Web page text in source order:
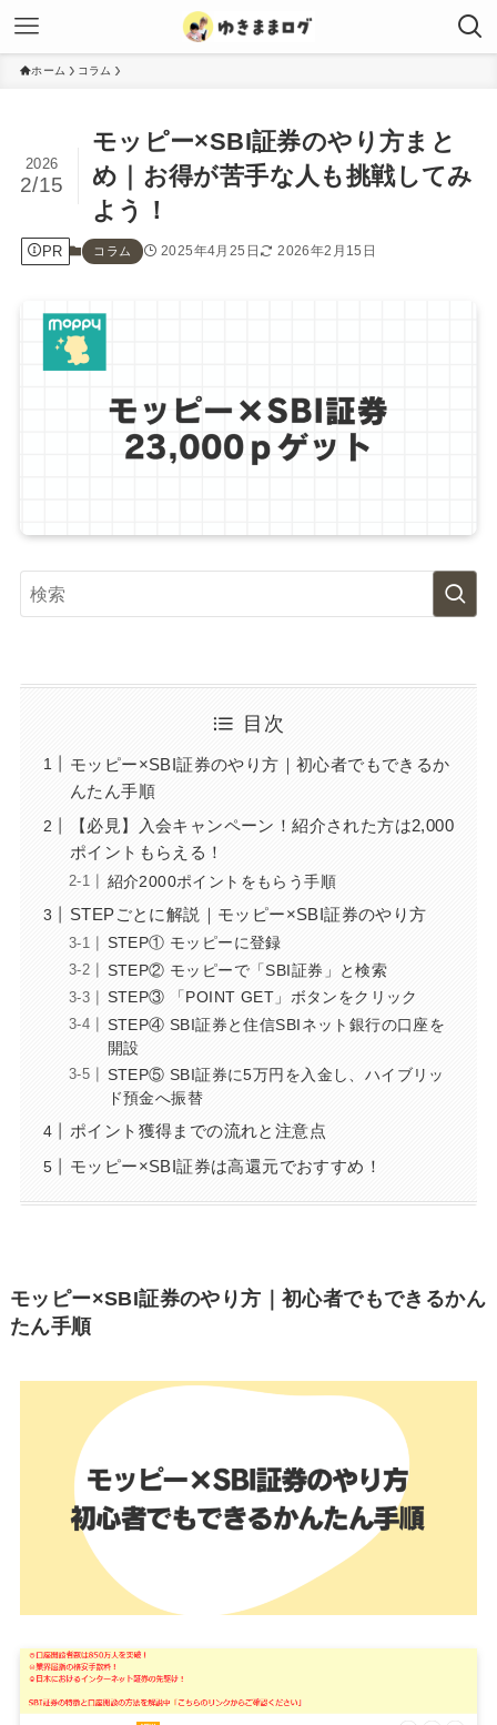
ホーム コラム
モッピー×SBI証券のやり方まと
め｜お得が苦手な人も挑戦してみ
よう！
2026
2/15
PR コラム 2025年4月25日 2026年2月15日
目次
モッピー×SBI証券のやり方｜初心者でもできるか
んたん手順
【必見】入会キャンペーン！紹介された方は2,000
ポイントもらえる！
紹介2000ポイントをもらう手順
STEPごとに解説｜モッピー×SBI証券のやり方
STEP① モッピーに登録
STEP② モッピーで「SBI証券」と検索
STEP③ 「POINT GET」ボタンをクリック
STEP④ SBI証券と住信SBIネット銀行の口座を
開設
STEP⑤ SBI証券に5万円を入金し、ハイブリッ
ド預金へ振替
ポイント獲得までの流れと注意点
モッピー×SBI証券は高還元でおすすめ！
モッピー×SBI証券のやり方｜初心者でもできるかん
たん手順